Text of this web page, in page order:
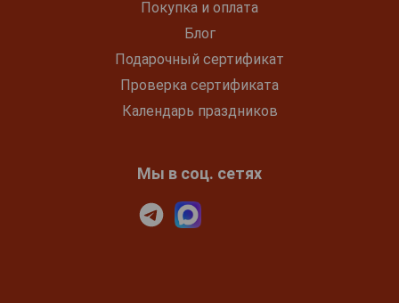
Покупка и оплата
Блог
Подарочный сертификат
Проверка сертификата
Календарь праздников
Мы в соц. сетях